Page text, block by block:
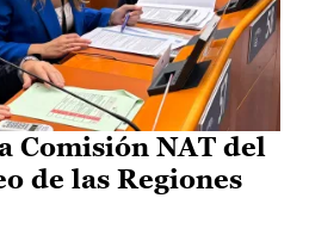
Comisión NAT del
de las Regiones